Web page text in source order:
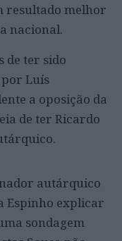
resultado melhor
nacional.
de ter sido
Luís
a oposição da
de ter Ricardo
autárquico
Espinho explicar
sondagem